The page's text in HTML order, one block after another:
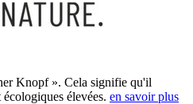
Knopf ». Cela signifie qu'il
élevées. en savoir plus